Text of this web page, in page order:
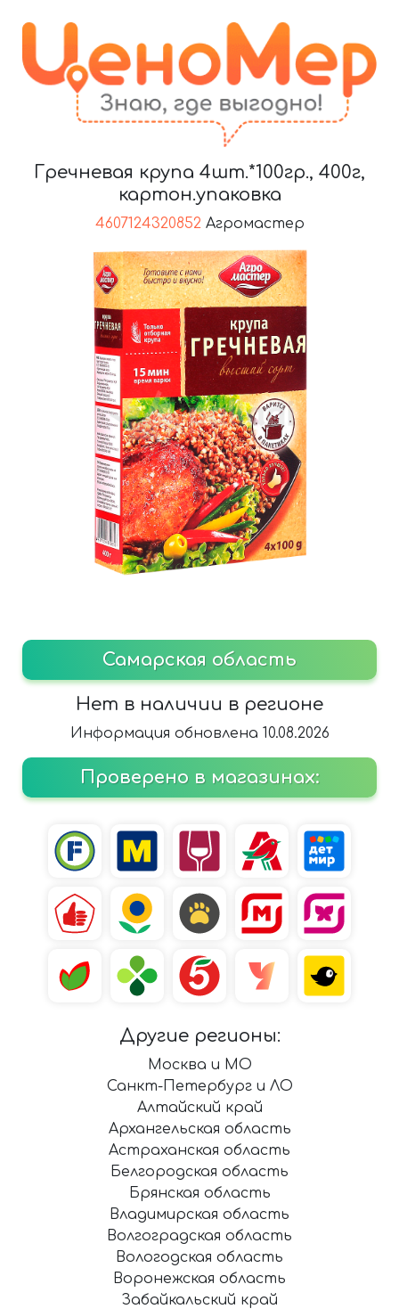
Гречневая крупа 4шт.*100гр., 400г,
картон.упаковка
4607124320852Агромастер
Самарская область
Нет в наличии в регионе
Информация обновлена 10.08.2026
Проверено в магазинах:
Другие регионы:
Москва и МО
Санкт-Петербург и ЛО
Алтайский край
Архангельская область
Астраханская область
Белгородская область
Брянская область
Владимирская область
Волгоградская область
Вологодская область
Воронежская область
Забайкальский край